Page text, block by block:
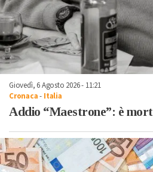
Giovedì, 6 Agosto 2026 - 11:21
Cronaca- Italia
Addio “Maestrone”: è